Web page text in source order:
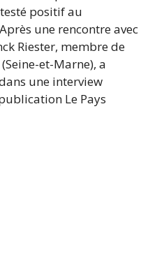
positif au
une rencontre avec
Riester, membre de
et-Marne), a
une interview
Le Pays